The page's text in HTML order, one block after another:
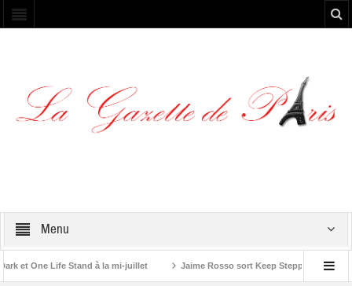
Menu
et One Life Stand à la mi-juillet Jaime Rosso sort Keep Stepping, son